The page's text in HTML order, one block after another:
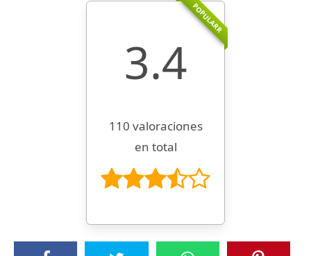
POPULARR
3.4
110 valoraciones
en total